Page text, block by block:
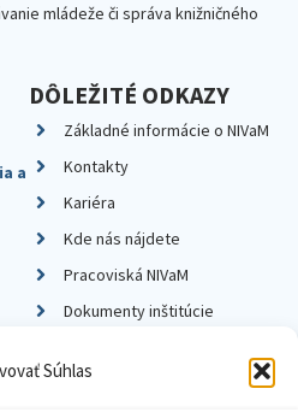
Súhlas
mládeže či správa knižničného
a
DÔLEŽITÉ ODKAZY
Základné informácie o NIVaM
Kontakty
Kariéra
Kde nás nájdete
Pracoviská NIVaM
Dokumenty inštitúcie